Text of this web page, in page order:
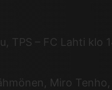
TPS – FC Lahti klo
Miro